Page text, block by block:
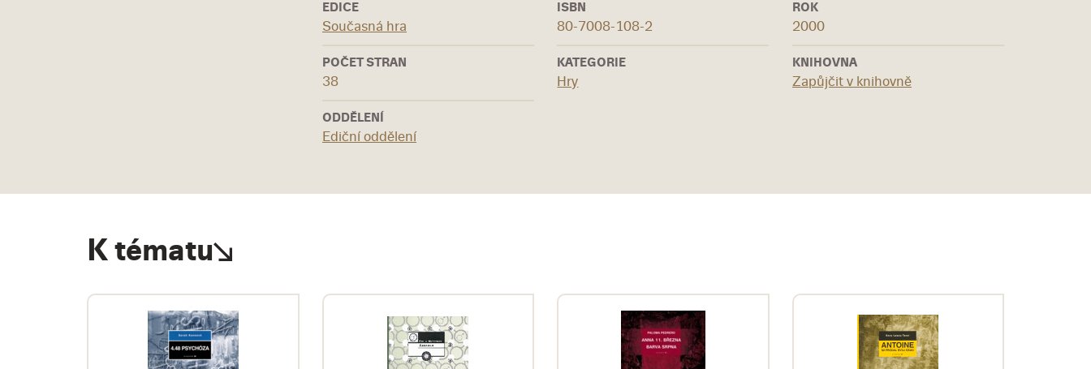
EDICE
Současná hra
ISBN
80-7008-108-2
ROK
2000
POČET STRAN
38
KATEGORIE
Hry
KNIHOVNA
Zapůjčit v knihovně
ODDĚLENÍ
Ediční oddělení
K tématu